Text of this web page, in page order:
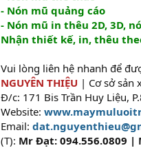
- Nón mũ quảng cáo
- Nón mũ in thêu 2D, 3D,
Nhận thiết kế, in, thêu
Vui lòng liên hệ nhanh để
NGUYÊN THIỆU | Cơ sở sản
Đ/c: 171 Bis Trần Huy Liệu,
Website:
Email:
(T): Mr Đạt: 094.556.0809 |